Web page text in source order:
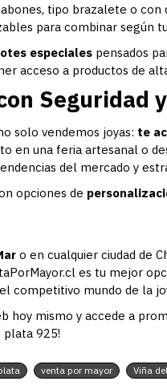
tipo brazalete o con
para combinar según
especiales pensados
acceso a productos de
Seguridad
solo vendemos joyas: te
en una feria artesanal o
del mercado y
opciones de
o en cualquier ciudad de
es tu mejor
competitivo mundo de la
hoy mismo y accede a
plata 925!
venta por mayor Viña